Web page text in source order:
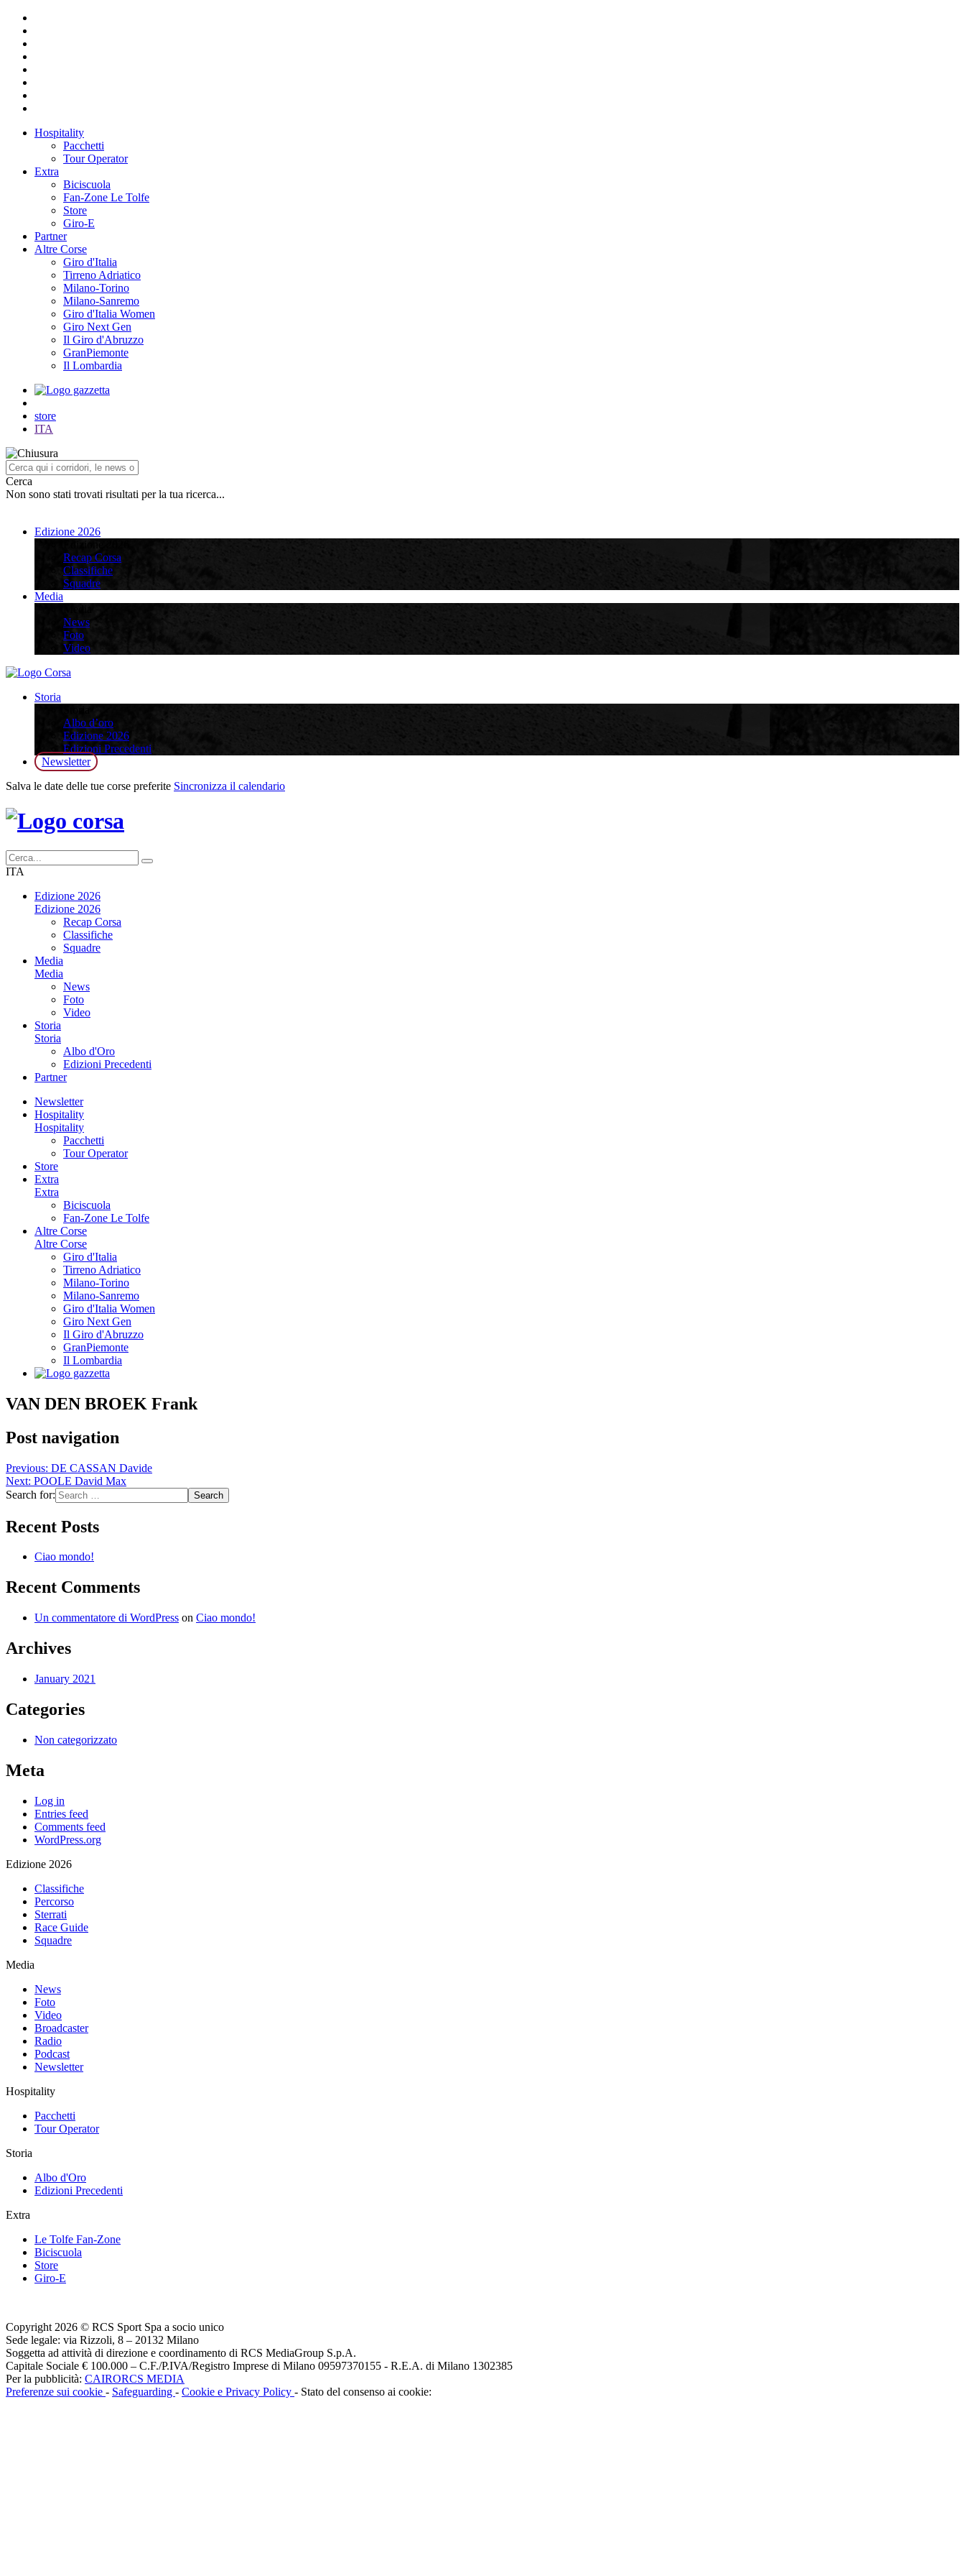
Hospitality
Pacchetti
Tour Operator
Extra
Biciscuola
Fan-Zone Le Tolfe
Store
Giro-E
Partner
Altre Corse
Giro d'Italia
Tirreno Adriatico
Milano-Torino
Milano-Sanremo
Giro d'Italia Women
Giro Next Gen
Il Giro d'Abruzzo
GranPiemonte
Il Lombardia
store
ITA
Cerca
Non sono stati trovati risultati per la tua ricerca...
Edizione 2026
Recap Corsa
Classifiche
Squadre
Media
News
Foto
Video
Storia
Albo d’oro
Edizione 2026
Edizioni Precedenti
Newsletter
Salva le date delle tue corse preferite Sincronizza il calendario
ITA
Edizione 2026
Edizione 2026
Recap Corsa
Classifiche
Squadre
Media
Media
News
Foto
Video
Storia
Storia
Albo d'Oro
Edizioni Precedenti
Partner
Newsletter
Hospitality
Hospitality
Pacchetti
Tour Operator
Store
Extra
Extra
Biciscuola
Fan-Zone Le Tolfe
Altre Corse
Altre Corse
Giro d'Italia
Tirreno Adriatico
Milano-Torino
Milano-Sanremo
Giro d'Italia Women
Giro Next Gen
Il Giro d'Abruzzo
GranPiemonte
Il Lombardia
VAN DEN BROEK Frank
Post navigation
Previous: DE CASSAN Davide
Next: POOLE David Max
Search for:
Recent Posts
Ciao mondo!
Recent Comments
Un commentatore di WordPress on Ciao mondo!
Archives
January 2021
Categories
Non categorizzato
Meta
Log in
Entries feed
Comments feed
WordPress.org
Edizione 2026
Classifiche
Percorso
Sterrati
Race Guide
Squadre
Media
News
Foto
Video
Broadcaster
Radio
Podcast
Newsletter
Hospitality
Pacchetti
Tour Operator
Storia
Albo d'Oro
Edizioni Precedenti
Extra
Le Tolfe Fan-Zone
Biciscuola
Store
Giro-E
Copyright 2026 © RCS Sport Spa a socio unico
Sede legale: via Rizzoli, 8 – 20132 Milano
Soggetta ad attività di direzione e coordinamento di RCS MediaGroup S.p.A.
Capitale Sociale € 100.000 – C.F./P.IVA/Registro Imprese di Milano 09597370155 - R.E.A. di Milano 1302385
Per la pubblicità: CAIRORCS MEDIA
Preferenze sui cookie - Safeguarding - Cookie e Privacy Policy - Stato del consenso ai cookie: